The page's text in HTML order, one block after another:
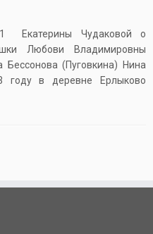
Екатерины Чудаковой о
Любови Владимировны
(Пуговкина) Нина
году в деревне Ерлыково